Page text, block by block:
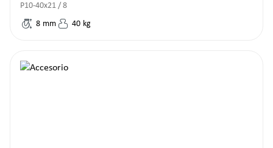
P10-40x21 / 8
8 mm 40 kg